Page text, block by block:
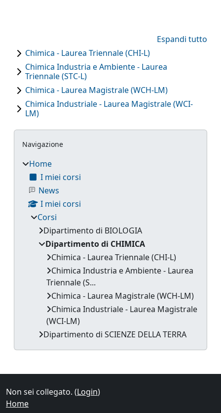
Espandi tutto
Chimica - Laurea Triennale (CHI-L)
Chimica Industria e Ambiente - Laurea
Triennale (STC-L)
Chimica - Laurea Magistrale (WCH-LM)
Chimica Industriale - Laurea Magistrale (WCI-
LM)
Blocchi
Salta Navigazione
Navigazione
Home
I miei corsi
News
I miei corsi
Corsi
Dipartimento di BIOLOGIA
Dipartimento di CHIMICA
Chimica - Laurea Triennale (CHI-L)
Chimica Industria e Ambiente - Laurea
Triennale (S...
Chimica - Laurea Magistrale (WCH-LM)
Chimica Industriale - Laurea Magistrale
(WCI-LM)
Dipartimento di SCIENZE DELLA TERRA
Blocchi supplementari
Non sei collegato. (Login)
Home